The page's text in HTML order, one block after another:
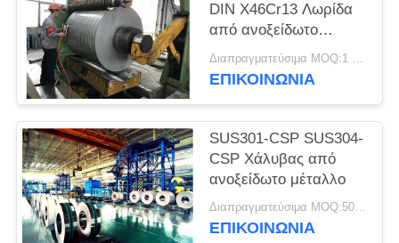
DIN X46Cr13 Λωρίδα
από ανοξείδωτο
χάλυβα ψυχρής
έλασης σε πηνίο
Διαπραγματεύσιμα MOQ:1 τόνος
ΕΠΙΚΟΙΝΩΝΊΑ
SUS301-CSP SUS304-
CSP Χάλυβας από
ανοξείδωτο μέταλλο
Διαπραγματεύσιμα MOQ:500 κλ
ΕΠΙΚΟΙΝΩΝΊΑ